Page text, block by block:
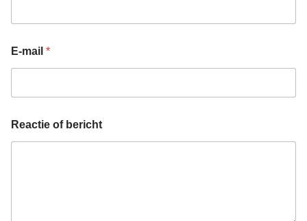
E
-
m
i
E-mail *
Reactie of bericht